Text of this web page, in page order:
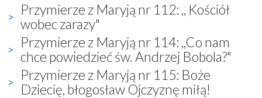
Przymierze z Maryją nr 112: ,, Kościół
wobec zarazy"
Przymierze z Maryją nr 114: ,,Co nam
chce powiedzieć św. Andrzej Bobola?"
Przymierze z Maryją nr 115: Boże
Dziecię, błogosław Ojczyznę miłą!